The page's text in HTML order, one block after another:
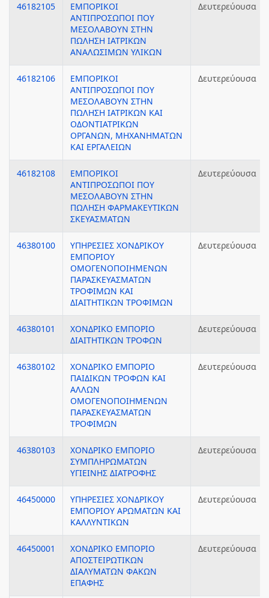
46182105
ΕΜΠΟΡΙΚΟΙ
ΑΝΤΙΠΡΟΣΩΠΟΙ ΠΟΥ
ΜΕΣΟΛΑΒΟΥΝ ΣΤΗΝ
ΠΩΛΗΣΗ ΙΑΤΡΙΚΩΝ
ΑΝΑΛΩΣΙΜΩΝ ΥΛΙΚΩΝ
Δευτερεύουσα
46182106
ΕΜΠΟΡΙΚΟΙ
ΑΝΤΙΠΡΟΣΩΠΟΙ ΠΟΥ
ΜΕΣΟΛΑΒΟΥΝ ΣΤΗΝ
ΠΩΛΗΣΗ ΙΑΤΡΙΚΩΝ ΚΑΙ
ΟΔΟΝΤΙΑΤΡΙΚΩΝ
ΟΡΓΑΝΩΝ, ΜΗΧΑΝΗΜΑΤΩΝ
ΚΑΙ ΕΡΓΑΛΕΙΩΝ
Δευτερεύουσα
46182108
ΕΜΠΟΡΙΚΟΙ
ΑΝΤΙΠΡΟΣΩΠΟΙ ΠΟΥ
ΜΕΣΟΛΑΒΟΥΝ ΣΤΗΝ
ΠΩΛΗΣΗ ΦΑΡΜΑΚΕΥΤΙΚΩΝ
ΣΚΕΥΑΣΜΑΤΩΝ
Δευτερεύουσα
46380100
ΥΠΗΡΕΣΙΕΣ ΧΟΝΔΡΙΚΟΥ
ΕΜΠΟΡΙΟΥ
ΟΜΟΓΕΝΟΠΟΙΗΜΕΝΩΝ
ΠΑΡΑΣΚΕΥΑΣΜΑΤΩΝ
ΤΡΟΦΙΜΩΝ ΚΑΙ
ΔΙΑΙΤΗΤΙΚΩΝ ΤΡΟΦΙΜΩΝ
Δευτερεύουσα
46380101
ΧΟΝΔΡΙΚΟ ΕΜΠΟΡΙΟ
ΔΙΑΙΤΗΤΙΚΩΝ ΤΡΟΦΩΝ
Δευτερεύουσα
46380102
ΧΟΝΔΡΙΚΟ ΕΜΠΟΡΙΟ
ΠΑΙΔΙΚΩΝ ΤΡΟΦΩΝ ΚΑΙ
ΑΛΛΩΝ
ΟΜΟΓΕΝΟΠΟΙΗΜΕΝΩΝ
ΠΑΡΑΣΚΕΥΑΣΜΑΤΩΝ
ΤΡΟΦΙΜΩΝ
Δευτερεύουσα
46380103
ΧΟΝΔΡΙΚΟ ΕΜΠΟΡΙΟ
ΣΥΜΠΛΗΡΩΜΑΤΩΝ
ΥΓΙΕΙΝΗΣ ΔΙΑΤΡΟΦΗΣ
Δευτερεύουσα
46450000
ΥΠΗΡΕΣΙΕΣ ΧΟΝΔΡΙΚΟΥ
ΕΜΠΟΡΙΟΥ ΑΡΩΜΑΤΩΝ ΚΑΙ
ΚΑΛΛΥΝΤΙΚΩΝ
Δευτερεύουσα
46450001
ΧΟΝΔΡΙΚΟ ΕΜΠΟΡΙΟ
ΑΠΟΣΤΕΙΡΩΤΙΚΩΝ
ΔΙΑΛΥΜΑΤΩΝ ΦΑΚΩΝ
ΕΠΑΦΗΣ
Δευτερεύουσα